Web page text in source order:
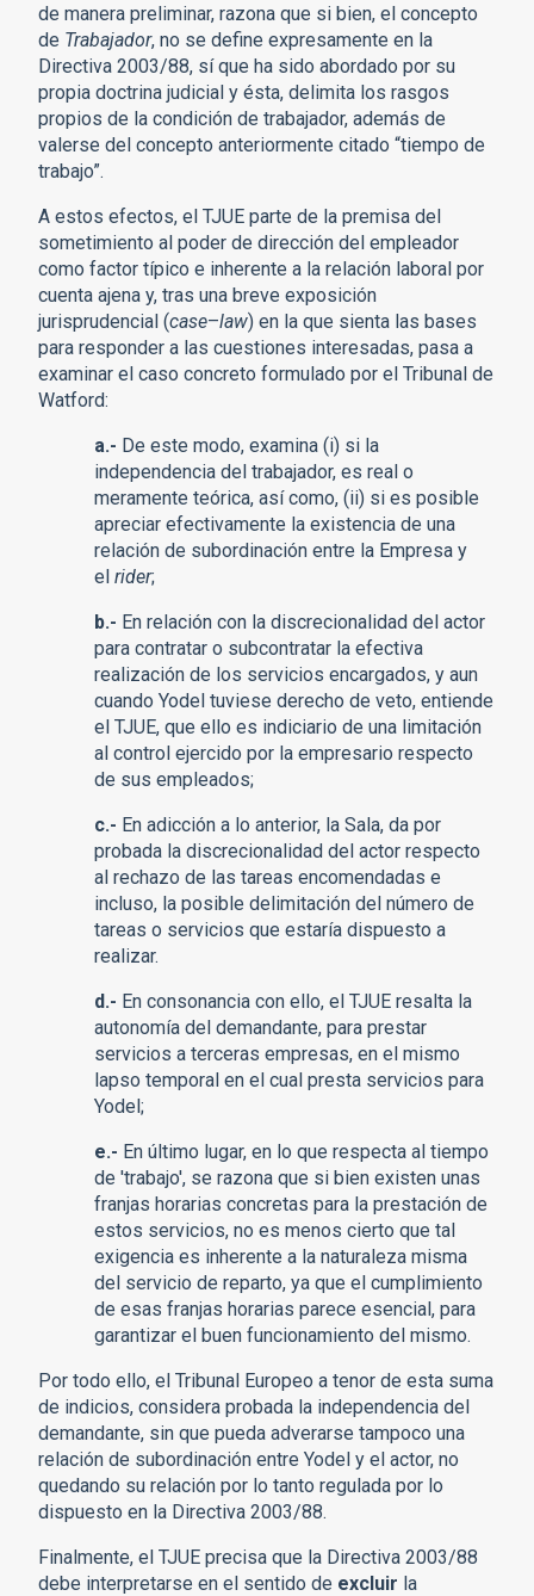
de manera preliminar, razona que si bien, el concepto
de Trabajador, no se define expresamente en la
Directiva 2003/88, sí que ha sido abordado por su
propia doctrina judicial y ésta, delimita los rasgos
propios de la condición de trabajador, además de
valerse del concepto anteriormente citado “tiempo de
trabajo”.
A estos efectos, el TJUE parte de la premisa del
sometimiento al poder de dirección del empleador
como factor típico e inherente a la relación laboral por
cuenta ajena y, tras una breve exposición
jurisprudencial (case–law) en la que sienta las bases
para responder a las cuestiones interesadas, pasa a
examinar el caso concreto formulado por el Tribunal de
Watford:
a.- De este modo, examina (i) si la
independencia del trabajador, es real o
meramente teórica, así como, (ii) si es posible
apreciar efectivamente la existencia de una
relación de subordinación entre la Empresa y
elrider;
b.- En relación con la discrecionalidad del actor
para contratar o subcontratar la efectiva
realización de los servicios encargados, y aun
cuando Yodel tuviese derecho de veto, entiende
el TJUE, que ello es indiciario de una limitación
al control ejercido por la empresario respecto
de sus empleados;
c.- En adicción a lo anterior, la Sala, da por
probada la discrecionalidad del actor respecto
al rechazo de las tareas encomendadas e
incluso, la posible delimitación del número de
tareas o servicios que estaría dispuesto a
realizar.
d.- En consonancia con ello, el TJUE resalta la
autonomía del demandante, para prestar
servicios a terceras empresas, en el mismo
lapso temporal en el cual presta servicios para
Yodel;
e.- En último lugar, en lo que respecta al tiempo
de 'trabajo', se razona que si bien existen unas
franjas horarias concretas para la prestación de
estos servicios, no es menos cierto que tal
exigencia es inherente a la naturaleza misma
del servicio de reparto, ya que el cumplimiento
de esas franjas horarias parece esencial, para
garantizar el buen funcionamiento del mismo.
Por todo ello, el Tribunal Europeo a tenor de esta suma
de indicios, considera probada la independencia del
demandante, sin que pueda adverarse tampoco una
relación de subordinación entre Yodel y el actor, no
quedando su relación por lo tanto regulada por lo
dispuesto en la Directiva 2003/88.
Finalmente, el TJUE precisa que la Directiva 2003/88
debe interpretarse en el sentido de excluir la